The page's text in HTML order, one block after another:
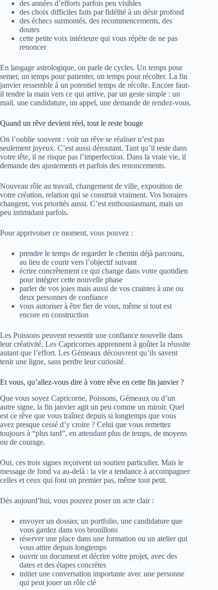
des années d’efforts parfois peu visibles
des choix difficiles faits par fidélité à un désir profond
des échecs surmontés, des recommencements, des
doutes
cette petite voix intérieure qui vous répète de ne pas
renoncer
En langage astrologique, on parle de cycles. Un temps pour
semer, un temps pour patienter, un temps pour récolter. La fin
janvier ressemble à un potentiel temps de récolte. Encore faut-
il tendre la main vers ce qui arrive, par un geste simple : un
mail, une candidature, un appel, une demande de rendez-vous.
Quand un rêve devient réel, tout le reste bouge
On l’oublie souvent : voir un rêve se réaliser n’est pas
seulement joyeux. C’est aussi déroutant. Tant qu’il reste dans
votre tête, il ne risque pas l’imperfection. Dans la vraie vie, il
demande des ajustements et parfois des renoncements.
Nouveau rôle au travail, changement de ville, exposition de
votre création, relation qui se construit vraiment. Vos horaires
changent, vos priorités aussi. C’est enthousiasmant, mais un
peu intimidant parfois.
Pour apprivoiser ce moment, vous pouvez :
prendre le temps de regarder le chemin déjà parcouru,
au lieu de courir vers l’objectif suivant
écrire concrètement ce qui change dans votre quotidien
pour intégrer cette nouvelle phase
parler de vos joies mais aussi de vos craintes à une ou
deux personnes de confiance
vous autoriser à être fier de vous, même si tout est
encore en construction
Les Poissons peuvent ressentir une confiance nouvelle dans
leur créativité. Les Capricornes apprennent à goûter la réussite
autant que l’effort. Les Gémeaux découvrent qu’ils savent
tenir une ligne, sans perdre leur curiosité.
Et vous, qu’allez-vous dire à votre rêve en cette fin janvier ?
Que vous soyez Capricorne, Poissons, Gémeaux ou d’un
autre signe, la fin janvier agit un peu comme un miroir. Quel
est ce rêve que vous traînez depuis si longtemps que vous
avez presque cessé d’y croire ? Celui que vous remettez
toujours à “plus tard”, en attendant plus de temps, de moyens
ou de courage.
Oui, ces trois signes reçoivent un soutien particulier. Mais le
message de fond va au-delà : la vie a tendance à accompagner
celles et ceux qui font un premier pas, même tout petit.
Dès aujourd’hui, vous pouvez poser un acte clair :
envoyer un dossier, un portfolio, une candidature que
vous gardez dans vos brouillons
réserver une place dans une formation ou un atelier qui
vous attire depuis longtemps
ouvrir un document et décrire votre projet, avec des
dates et des étapes concrètes
initier une conversation importante avec une personne
qui peut jouer un rôle clé